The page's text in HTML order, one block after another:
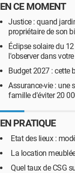
EN CE MOMENT
Justice : quand
propriétaire de son
Éclipse solaire du
l'observer dans
Budget 2027 : cette
Assurance-vie : une
famille d'éviter 20
EN PRATIQUE
Etat des lieux :
La location
Quel taux de CSG